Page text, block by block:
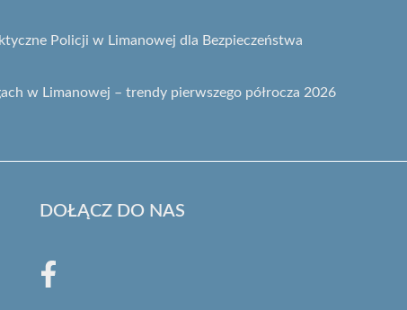
Policji w Limanowej dla Bezpieczeństwa
w Limanowej – trendy pierwszego półrocza 2026
DOŁĄCZ DO NAS